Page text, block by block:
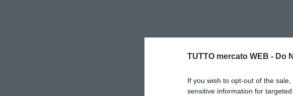
TUTTO mercato WEB - Do
If you wish to opt-out of the
sensitive information for